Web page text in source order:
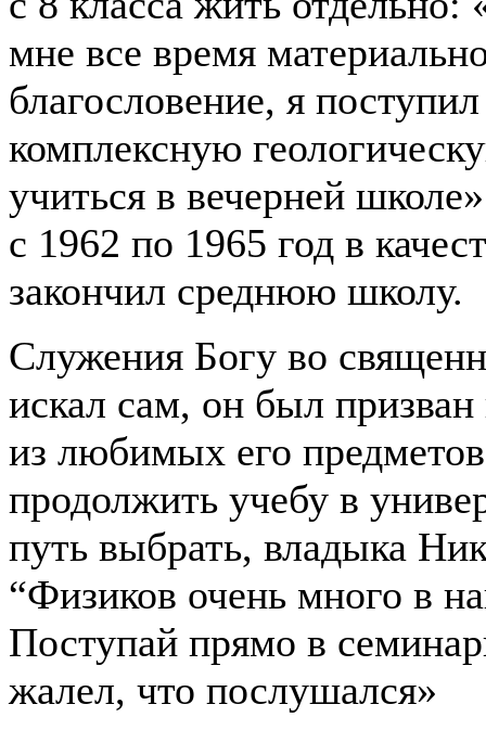
мне все время
благословение, я
комплексную
учиться в вечерней
с 1962 по 1965 год в
закончил среднюю школу.
Служения Богу во
искал сам, он был
из любимых его
продолжить учебу в
путь выбрать, владыка
“Физиков очень много в
Поступай прямо в
жалел, что послушался»